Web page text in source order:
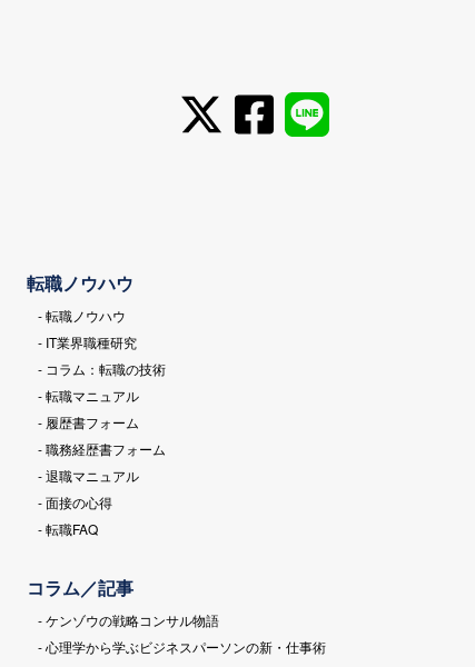
転職ノウハウ
- 転職ノウハウ
- IT業界職種研究
- コラム：転職の技術
- 転職マニュアル
- 履歴書フォーム
- 職務経歴書フォーム
- 退職マニュアル
- 面接の心得
- 転職FAQ
コラム／記事
- ケンゾウの戦略コンサル物語
- 心理学から学ぶビジネスパーソンの新・仕事術